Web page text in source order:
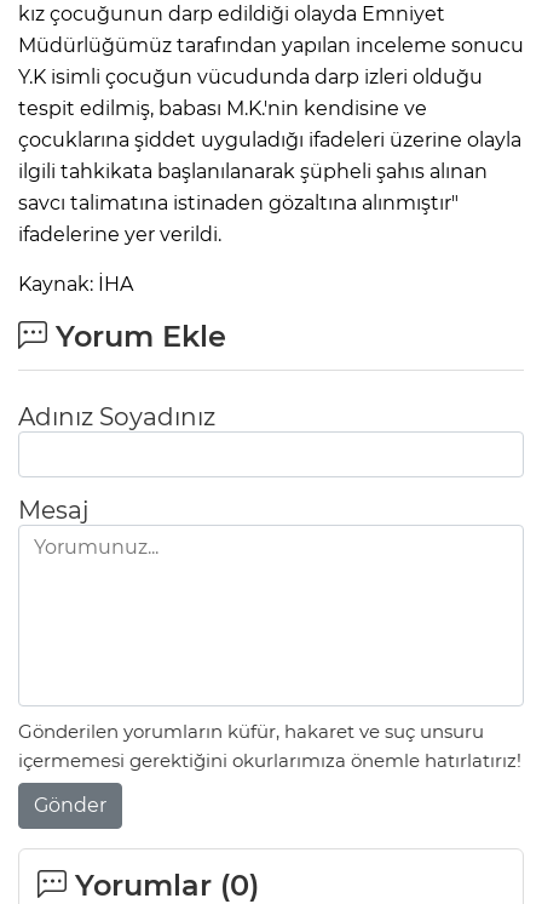
kız çocuğunun darp edildiği olayda Emniyet
Müdürlüğümüz tarafından yapılan inceleme sonucu
Y.K isimli çocuğun vücudunda darp izleri olduğu
tespit edilmiş, babası M.K.'nin kendisine ve
çocuklarına şiddet uyguladığı ifadeleri üzerine olayla
ilgili tahkikata başlanılanarak şüpheli şahıs alınan
savcı talimatına istinaden gözaltına alınmıştır"
ifadelerine yer verildi.
Kaynak: İHA
Yorum Ekle
Adınız Soyadınız
Mesaj
Gönderilen yorumların küfür, hakaret ve suç unsuru
içermemesi gerektiğini okurlarımıza önemle hatırlatırız!
Gönder
Yorumlar (0)